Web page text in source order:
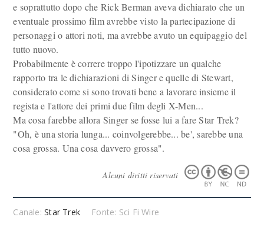
e soprattutto dopo che Rick Berman aveva dichiarato che un
eventuale prossimo film avrebbe visto la partecipazione di
personaggi o attori noti, ma avrebbe avuto un equipaggio del
tutto nuovo.
Probabilmente è correre troppo l'ipotizzare un qualche
rapporto tra le dichiarazioni di Singer e quelle di Stewart,
considerato come si sono trovati bene a lavorare insieme il
regista e l'attore dei primi due film degli X-Men...
Ma cosa farebbe allora Singer se fosse lui a fare Star Trek?
"Oh, è una storia lunga... coinvolgerebbe... be', sarebbe una
cosa grossa. Una cosa davvero grossa".
Alcuni diritti riservati
Canale:Star Trek
Fonte: Sci Fi Wire